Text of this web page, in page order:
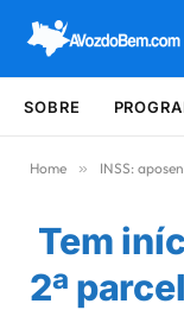
SOBRE
Home » INSS:
Tem
2ª